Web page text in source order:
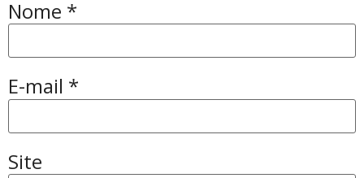
Nome *
E-mail *
Site